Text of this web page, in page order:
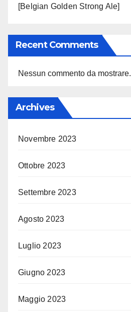
[Belgian Golden Strong Ale]
Recent Comments
Nessun commento da mostrare.
Archives
Novembre 2023
Ottobre 2023
Settembre 2023
Agosto 2023
Luglio 2023
Giugno 2023
Maggio 2023